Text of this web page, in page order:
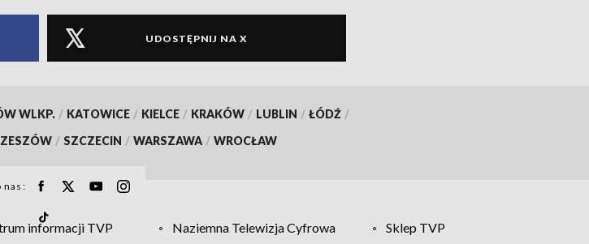
UDOSTĘPNIJ NA X
WLKP. / KATOWICE / KIELCE / KRAKÓW / LUBLIN / ŁÓDŹ /
/ SZCZECIN / WARSZAWA / WROCŁAW
nas:
informacji TVP Naziemna Telewizja Cyfrowa
Sklep TVP